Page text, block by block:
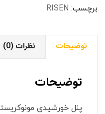
RSM144-
450W
عدد
برچسب: RISEN
توضیحات نظرات (0)
توضیحات